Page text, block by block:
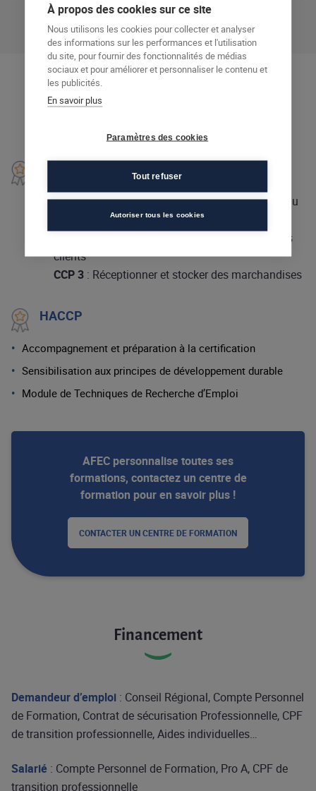
Programme de la formation
CCP 1: Préparer la salle et l’accueil des clients au
sein de l’établissement
: Réaliser l’accueil et le service à table des
clients
CCP 3 : Réceptionner et stocker des marchandises
HACCP
Accompagnement et préparation à la certification
Sensibilisation aux principes de développement durable
Module de Techniques de Recherche d’Emploi
AFEC personnalise toutes ses
formations, contactez un centre de
formation pour en savoir plus !
CONTACTER UN CENTRE DE FORMATION
Financement
Demandeur d’emploi : Conseil Régional, Compte Personnel
de Formation, Contrat de sécurisation Professionnelle, CPF
de transition professionnelle, Aides individuelles…
Salarié : Compte Personnel de Formation, Pro A, CPF de
transition professionnelle
À propos des cookies sur ce site
Nous utilisons les cookies pour collecter et analyser
des informations sur les performances et l'utilisation
du site, pour fournir des fonctionnalités de médias
sociaux et pour améliorer et personnaliser le contenu et
les publicités.
En savoir plus
Paramètres des cookies
Tout refuser
Autoriser tous les cookies